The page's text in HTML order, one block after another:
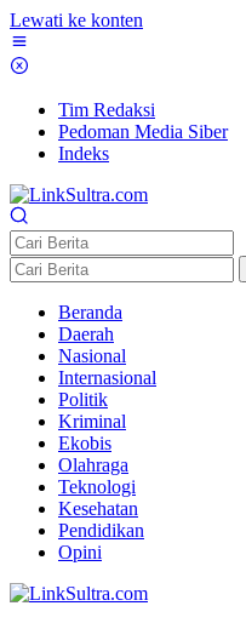
Lewati ke konten
Tim Redaksi
Pedoman Media Siber
Indeks
Beranda
Daerah
Nasional
Internasional
Politik
Kriminal
Ekobis
Olahraga
Teknologi
Kesehatan
Pendidikan
Opini